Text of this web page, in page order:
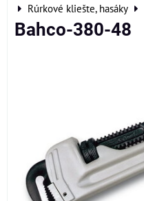
Rúrkové kliešte, hasáky
Bahco-380-48